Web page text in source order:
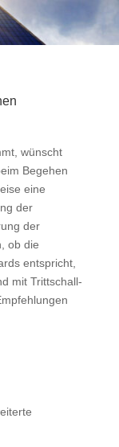
wünscht
Begehen
eine
der
der
ob die
entspricht,
mit Trittschall-